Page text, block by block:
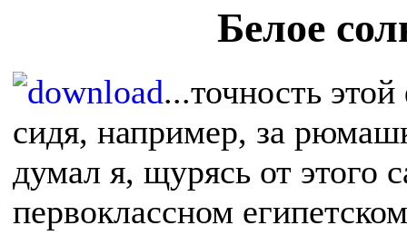
Белое
...точность
сидя, например, за
думал я, щурясь от этого
первоклассном